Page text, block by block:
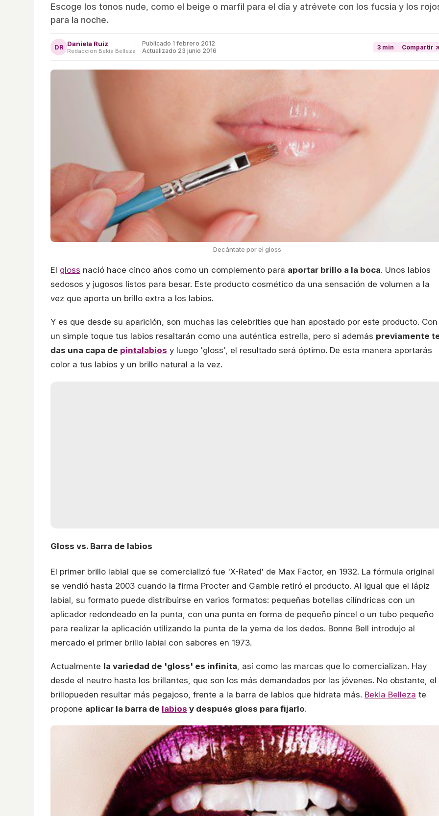
Escoge los tonos nude, como el beige o marfil para el día y atrévete con los fucsia y los
para la noche.
DR Daniela Ruiz
Redacción Bekia Belleza
Publicado 1 febrero 2012
Actualizado 23 junio 2016
3 min Compartir ↗
Decántate por el gloss
El gloss nació hace cinco años como un complemento para aportar brillo a la boca. Unos labios
sedosos y jugosos listos para besar. Este producto cosmético da una sensación de volumen a la
vez que aporta un brillo extra a los labios.
Y es que desde su aparición, son muchas las celebrities que han apostado por este producto. Con
un simple toque tus labios resaltarán como una auténtica estrella, pero si además previamente
das una capa de pintalabios y luego 'gloss', el resultado será óptimo. De esta manera aportarás
color a tus labios y un brillo natural a la vez.
Gloss vs. Barra de labios
El primer brillo labial que se comercializó fue 'X-Rated' de Max Factor, en 1932. La fórmula original
se vendió hasta 2003 cuando la firma Procter and Gamble retiró el producto. Al igual que el lápiz
labial, su formato puede distribuirse en varios formatos: pequeñas botellas cilíndricas con un
aplicador redondeado en la punta, con una punta en forma de pequeño pincel o un tubo pequeño
para realizar la aplicación utilizando la punta de la yema de los dedos. Bonne Bell introdujo al
mercado el primer brillo labial con sabores en 1973.
Actualmente la variedad de 'gloss' es infinita , así como las marcas que lo comercializan. Hay
desde el neutro hasta los brillantes, que son los más demandados por las jóvenes. No obstante, el
brillopueden resultar más pegajoso, frente a la barra de labios que hidrata más. Bekia Belleza te
propone aplicar la barra de labios y después gloss para fijarlo.